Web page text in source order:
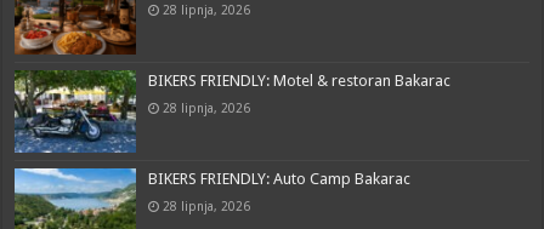
28 lipnja, 2026
BIKERS FRIENDLY: Motel & restoran Bakarac
28 lipnja, 2026
BIKERS FRIENDLY: Auto Camp Bakarac
28 lipnja, 2026